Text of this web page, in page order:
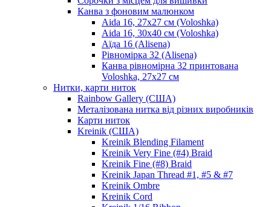
Канва з фоновим малюнком
Aida 16, 27х27 см (Voloshka)
Aida 16, 30х40 см (Voloshka)
Аїда 16 (Alisena)
Рівномірка 32 (Alisena)
Канва рівномірна 32 принтована
Voloshka, 27х27 см
Нитки, карти ниток
Rainbow Gallery (США)
Металізована нитка від різних виробників
Карти ниток
Kreinik (США)
Kreinik Blending Filament
Kreinik Very Fine (#4) Braid
Kreinik Fine (#8) Braid
Kreinik Japan Thread #1, #5 & #7
Kreinik Ombre
Kreinik Cord